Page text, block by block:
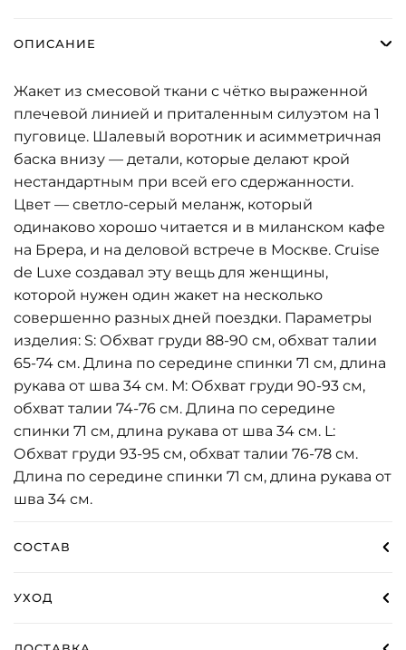
ОПИСАНИЕ
Жакет из смесовой ткани с чётко выраженной
плечевой линией и приталенным силуэтом на 1
пуговице. Шалевый воротник и асимметричная
баска внизу — детали, которые делают крой
нестандартным при всей его сдержанности.
Цвет — светло-серый меланж, который
одинаково хорошо читается и в миланском кафе
на Брера, и на деловой встрече в Москве. Cruise
de Luxe создавал эту вещь для женщины,
которой нужен один жакет на несколько
совершенно разных дней поездки. Параметры
изделия: S: Обхват груди 88-90 см, обхват талии
65-74 см. Длина по середине спинки 71 см, длина
рукава от шва 34 см. М: Обхват груди 90-93 см,
обхват талии 74-76 см. Длина по середине
спинки 71 см, длина рукава от шва 34 см. L:
Обхват груди 93-95 см, обхват талии 76-78 см.
Длина по середине спинки 71 см, длина рукава от
шва 34 см.
СОСТАВ
УХОД